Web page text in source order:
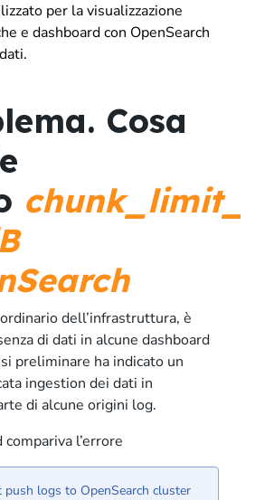
per la visualizzazione
e dashboard con OpenSearch
Cosa
dell’infrastruttura, è
di dati in alcune dashboard
preliminare ha indicato un
ingestion dei dati in
di alcune origini log.
l’errore
push logs to OpenSearch cluster